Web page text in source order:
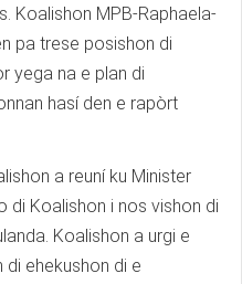
Koalishon MPB-Raphaela-
pa trese posishon di
yega na e plan di
hasí den e rapòrt
a reuní ku Minister
di Koalishon i nos vishon di
Koalishon a urgi e
di ehekushon di e